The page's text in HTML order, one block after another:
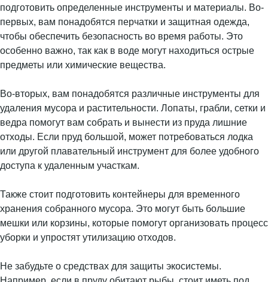
подготовить определенные инструменты и материалы. Во-
первых, вам понадобятся перчатки и защитная одежда,
чтобы обеспечить безопасность во время работы. Это
особенно важно, так как в воде могут находиться острые
предметы или химические вещества.
Во-вторых, вам понадобятся различные инструменты для
удаления мусора и растительности. Лопаты, грабли, сетки и
ведра помогут вам собрать и вынести из пруда лишние
отходы. Если пруд большой, может потребоваться лодка
или другой плавательный инструмент для более удобного
доступа к удаленным участкам.
Также стоит подготовить контейнеры для временного
хранения собранного мусора. Это могут быть большие
мешки или корзины, которые помогут организовать процесс
уборки и упростят утилизацию отходов.
Не забудьте о средствах для защиты экосистемы.